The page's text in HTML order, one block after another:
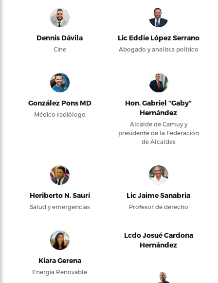
Dennis Dávila
Cine
Lic Eddie López Serrano
Abogado y analista político
González Pons MD
Médico radiólogo
Hon. Gabriel “Gaby”
Hernández
Alcalde de Camuy y
presidente de la Federación
de Alcaldes
Heriberto N. Saurí
Salud y emergencias
Lic Jaime Sanabria
Profesor de derecho
Kiara Gerena
Energía Renovable
Lcdo Josué Cardona
Hernández